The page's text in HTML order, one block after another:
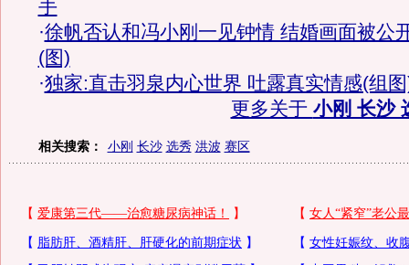
手
·徐帆否认和冯小刚一见钟情 结婚画面被公
(图)
·独家:直击羽泉内心世界 吐露真实情感(组
更多关于 小刚 长沙
相关搜索： 小刚 长沙 选秀 洪波 赛区